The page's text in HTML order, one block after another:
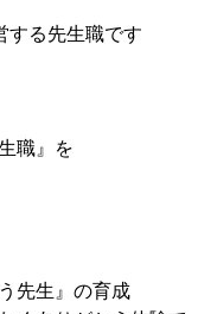
する先生職です
職』を
先生』の育成